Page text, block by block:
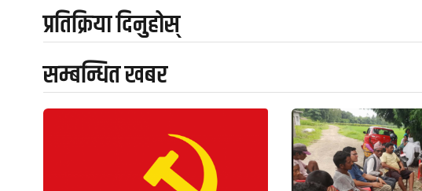
प्रतिक्रिया दिनुहोस्
सम्बन्धित खबर